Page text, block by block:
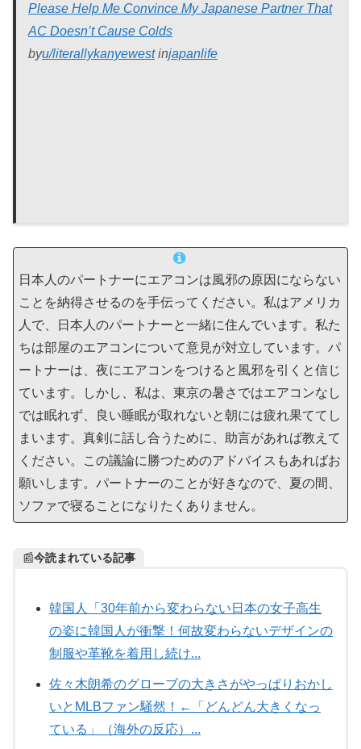
Please Help Me Convince My Japanese Partner That
AC Doesn’t Cause Colds
byu/literallykanyewestinjapanlife
日本人のパートナーにエアコンは風邪の原因にならない
ことを納得させるのを手伝ってください。私はアメリカ
人で、日本人のパートナーと一緒に住んでいます。私た
ちは部屋のエアコンについて意見が対立しています。パ
ートナーは、夜にエアコンをつけると風邪を引くと信じ
ています。しかし、私は、東京の暑さではエアコンなし
では眠れず、良い睡眠が取れないと朝には疲れ果ててし
まいます。真剣に話し合うために、助言があれば教えて
ください。この議論に勝つためのアドバイスもあればお
願いします。パートナーのことが好きなので、夏の間、
ソファで寝ることになりたくありません。
📰今読まれている記事
韓国人「30年前から変わらない日本の女子高生
の姿に韓国人が衝撃！何故変わらないデザインの
制服や革靴を着用し続け...
佐々木朗希のグローブの大きさがやっぱりおかし
いとMLBファン騒然！←「どんどん大きくなっ
ている」（海外の反応）...